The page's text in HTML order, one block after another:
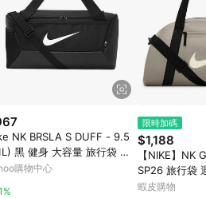
NK BRSLA S DUFF - 9.5
黑 健身 大容量 旅行袋 背
010
購物中心
限時加碼
$1,188
【NIKE】NK
SP26 旅行袋 運動袋 旅遊 包包 I
H7961236
蝦皮購物